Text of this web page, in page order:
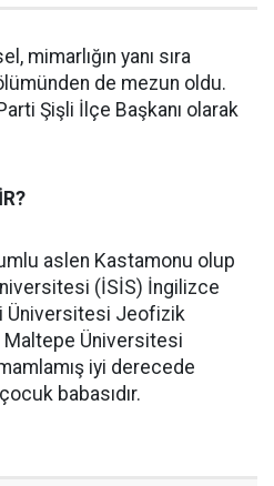
mimarlığın yanı sıra
de mezun oldu.
Şişli İlçe Başkanı olarak
aslen Kastamonu olup
(İSİS) İngilizce
Üniversitesi Jeofizik
Üniversitesi
iyi derecede
babasıdır.